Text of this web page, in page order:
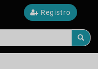
Registro